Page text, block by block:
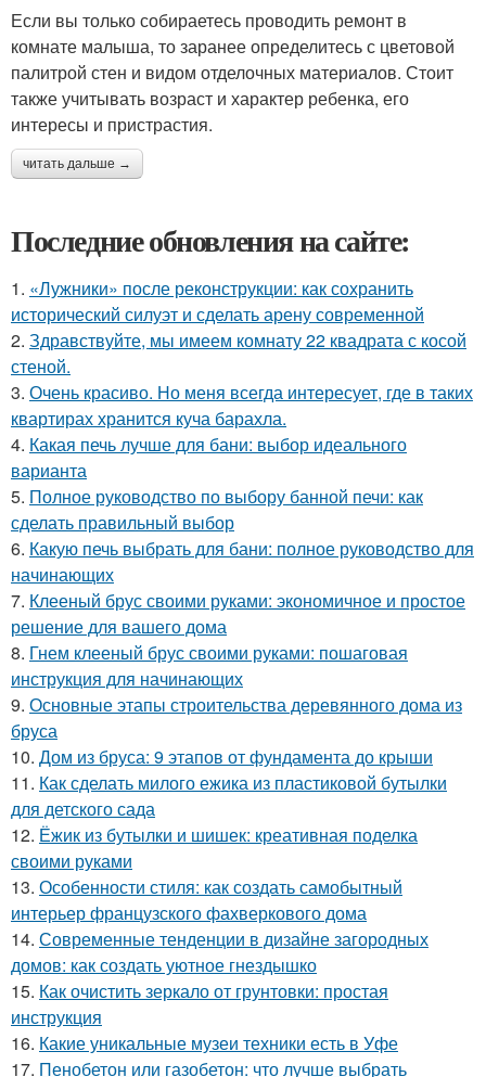
Если вы только собираетесь проводить ремонт в
комнате малыша, то заранее определитесь с цветовой
палитрой стен и видом отделочных материалов. Стоит
также учитывать возраст и характер ребенка, его
интересы и пристрастия.
читать дальше →
Последние обновления на сайте:
1. «Лужники» после реконструкции: как сохранить
исторический силуэт и сделать арену современной
2. Здравствуйте, мы имеем комнату 22 квадрата с косой
стеной.
3. Очень красиво. Но меня всегда интересует, где в таких
квартирах хранится куча барахла.
4. Какая печь лучше для бани: выбор идеального
варианта
5. Полное руководство по выбору банной печи: как
сделать правильный выбор
6. Какую печь выбрать для бани: полное руководство для
начинающих
7. Клееный брус своими руками: экономичное и простое
решение для вашего дома
8. Гнем клееный брус своими руками: пошаговая
инструкция для начинающих
9. Основные этапы строительства деревянного дома из
бруса
10. Дом из бруса: 9 этапов от фундамента до крыши
11. Как сделать милого ежика из пластиковой бутылки
для детского сада
12. Ёжик из бутылки и шишек: креативная поделка
своими руками
13. Особенности стиля: как создать самобытный
интерьер французского фахверкового дома
14. Современные тенденции в дизайне загородных
домов: как создать уютное гнездышко
15. Как очистить зеркало от грунтовки: простая
инструкция
16. Какие уникальные музеи техники есть в Уфе
17. Пенобетон или газобетон: что лучше выбрать